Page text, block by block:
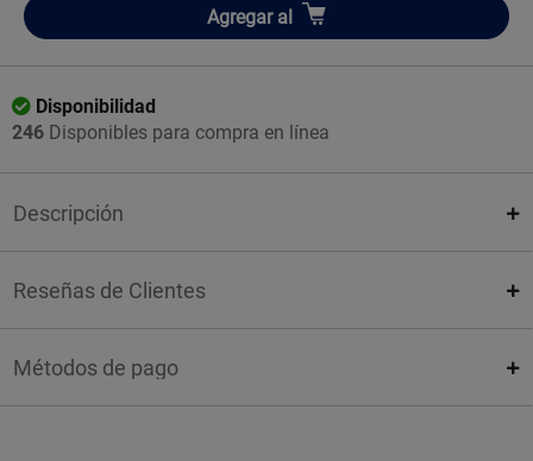
Añadir
Agregar al
Disponibilidad
246 Disponibles para compra en línea
Descripción
Reseñas de Clientes
Métodos de pago